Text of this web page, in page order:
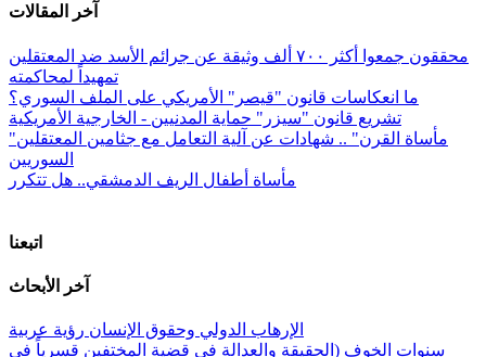
آخر المقالات
محققون جمعوا أكثر ٧٠٠ ألف وثيقة عن جرائم الأسد ضد المعتقلين
تمهيداً لمحاكمته
ما انعكاسات قانون "قيصر" الأمريكي على الملف السوري؟
تشريع قانون "سيزر" حماية المدنيين - الخارجية الأمريكية
"مأساة القرن" .. شهادات عن آلية التعامل مع جثامين المعتقلين
السوريين
مأساة أطفال الريف الدمشقي.. هل تتكرر
اتبعنا
آخر الأبحاث
الإرهاب الدولي وحقوق الإنسان رؤية عربية
سنوات الخوف (الحقيقة والعدالة في قضية المختفين قسرياً في